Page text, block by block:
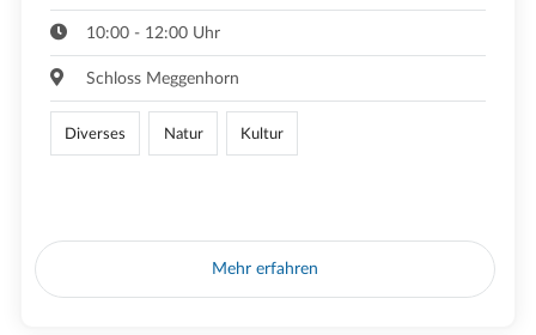
10:00 - 12:00 Uhr
Schloss Meggenhorn
Diverses Natur Kultur
Mehr erfahren